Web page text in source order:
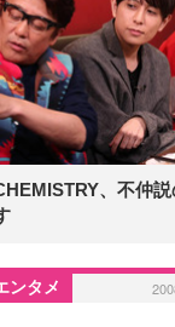
、不仲
ンタメ